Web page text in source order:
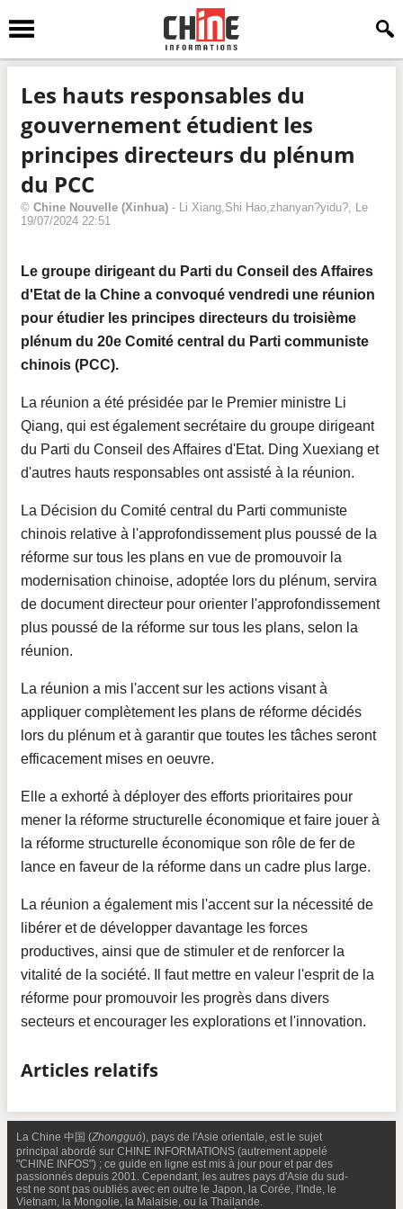
Les hauts responsables du
gouvernement étudient les
principes directeurs du plénum
du PCC
© Chine Nouvelle (Xinhua) - Li Xiang,Shi Hao,zhanyan?yidu?, Le
19/07/2024 22:51
Le groupe dirigeant du Parti du Conseil des Affaires
d'Etat de la Chine a convoqué vendredi une réunion
pour étudier les principes directeurs du troisième
plénum du 20e Comité central du Parti communiste
chinois (PCC).
La réunion a été présidée par le Premier ministre Li
Qiang, qui est également secrétaire du groupe dirigeant
du Parti du Conseil des Affaires d'Etat. Ding Xuexiang et
d'autres hauts responsables ont assisté à la réunion.
La Décision du Comité central du Parti communiste
chinois relative à l'approfondissement plus poussé de la
réforme sur tous les plans en vue de promouvoir la
modernisation chinoise, adoptée lors du plénum, servira
de document directeur pour orienter l'approfondissement
plus poussé de la réforme sur tous les plans, selon la
réunion.
La réunion a mis l'accent sur les actions visant à
appliquer complètement les plans de réforme décidés
lors du plénum et à garantir que toutes les tâches seront
efficacement mises en oeuvre.
Elle a exhorté à déployer des efforts prioritaires pour
mener la réforme structurelle économique et faire jouer à
la réforme structurelle économique son rôle de fer de
lance en faveur de la réforme dans un cadre plus large.
La réunion a également mis l'accent sur la nécessité de
libérer et de développer davantage les forces
productives, ainsi que de stimuler et de renforcer la
vitalité de la société. Il faut mettre en valeur l'esprit de la
réforme pour promouvoir les progrès dans divers
secteurs et encourager les explorations et l'innovation.
Articles relatifs
La Chine 中国 (Zhongguó), pays de l'Asie orientale, est le sujet
principal abordé sur CHINE INFORMATIONS (autrement appelé
"CHINE INFOS") ; ce guide en ligne est mis à jour pour et par des
passionnés depuis 2001. Cependant, les autres pays d'Asie du sud-
est ne sont pas oubliés avec en outre le Japon, la Corée, l'Inde, le
Vietnam, la Mongolie, la Malaisie, ou la Thailande.